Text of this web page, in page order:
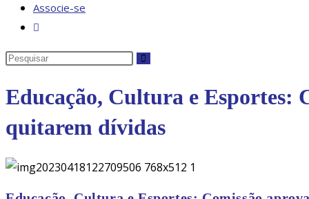
Associe-se
Alternar
do
Pesquisar
site
Educação, Cultura e Esportes:
quitarem dívidas